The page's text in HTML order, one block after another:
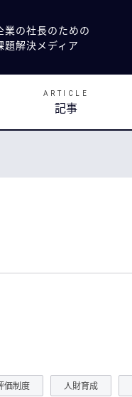
業の社長のための
題解決メディア
ARTICLE
記事
価制度 人財育成